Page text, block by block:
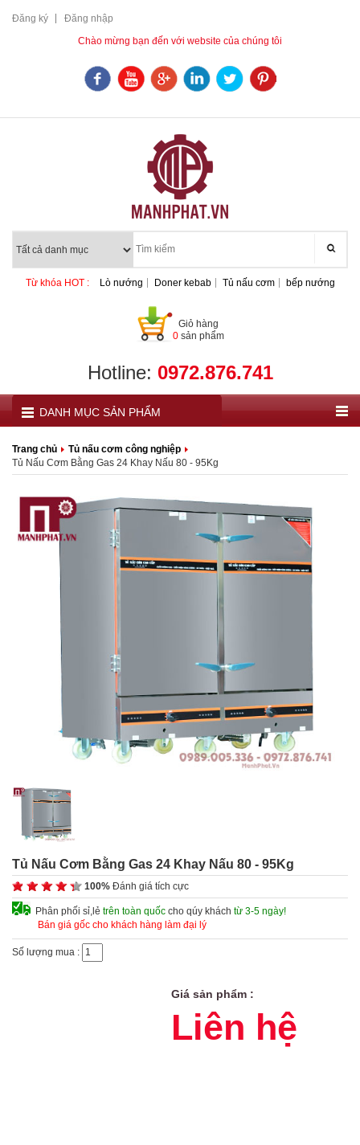
Đăng ký
Đăng nhập
Chào mừng bạn đến với website của chúng tôi
Từ khóa HOT : Lò nướng Doner kebab Tủ nấu cơm bếp nướng
Giỏ hàng
0 sản phẩm
Hotline: 0972.876.741
DANH MỤC SẢN PHẨM
Trang chủ
Tủ nấu cơm công nghiệp
Tủ Nấu Cơm Bằng Gas 24 Khay Nấu 80 - 95Kg
Tủ Nấu Cơm Bằng Gas 24 Khay Nấu 80 - 95Kg
100% Đánh giá tích cực
Phân phối sỉ,lẻ trên toàn quốc cho qúy khách từ 3-5 ngày!
Bán giá gốc cho khách hàng làm đại lý
Số lượng mua :
Giá sản phẩm :
Liên hệ